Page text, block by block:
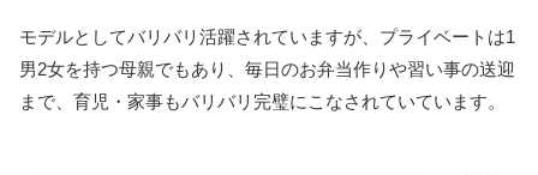
モデルとしてバリバリ活躍されていますが、プライベートは1
男2女を持つ母親でもあり、毎日のお弁当作りや習い事の送迎
まで、育児・家事もバリバリ完璧にこなされていています。